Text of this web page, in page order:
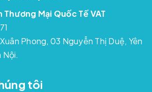
Mại Quốc Tế VAT
Phong, 03 Nguyễn Thị Duệ, Yên
Nội.
tôi